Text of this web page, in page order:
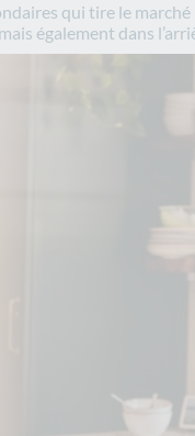
qui tire le
également dans